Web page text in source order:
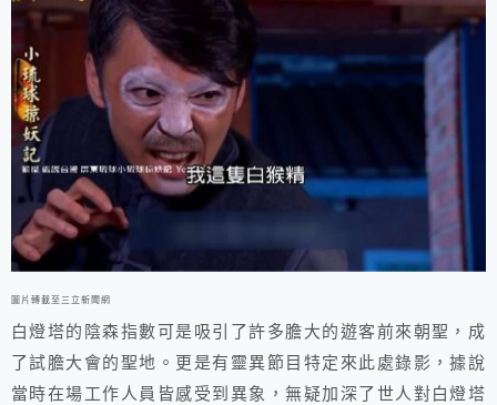
圖片轉載至三立新聞網
白燈塔的陰森指數可是吸引了許多膽大的遊客前來朝聖，成
了試膽大會的聖地。更是有靈異節目特定來此處錄影，據說
當時在場工作人員皆感受到異象，無疑加深了世人對白燈塔